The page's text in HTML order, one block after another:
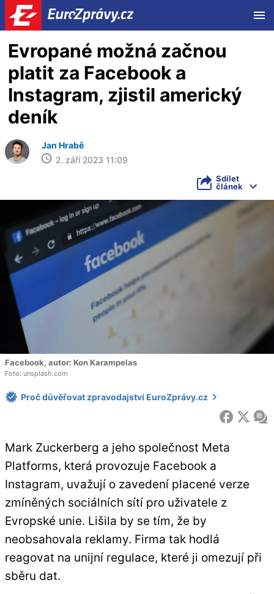
Evropané možná začnou
platit za Facebook a
Instagram, zjistil americký
deník
Jan Hrabě
2. září 2023 11:09
Sdílet
článek
Facebook, autor: Kon Karampelas
Foto: unsplash.com
Proč důvěřovat zpravodajství EuroZprávy.cz
FACEBOOK
X
Mark Zuckerberg a jeho společnost Meta
Platforms, která provozuje Facebook a
Instagram, uvažují o zavedení placené verze
zmíněných sociálních sítí pro uživatele z
Evropské unie. Lišila by se tím, že by
neobsahovala reklamy. Firma tak hodlá
reagovat na unijní regulace, které ji omezují při
sběru dat.